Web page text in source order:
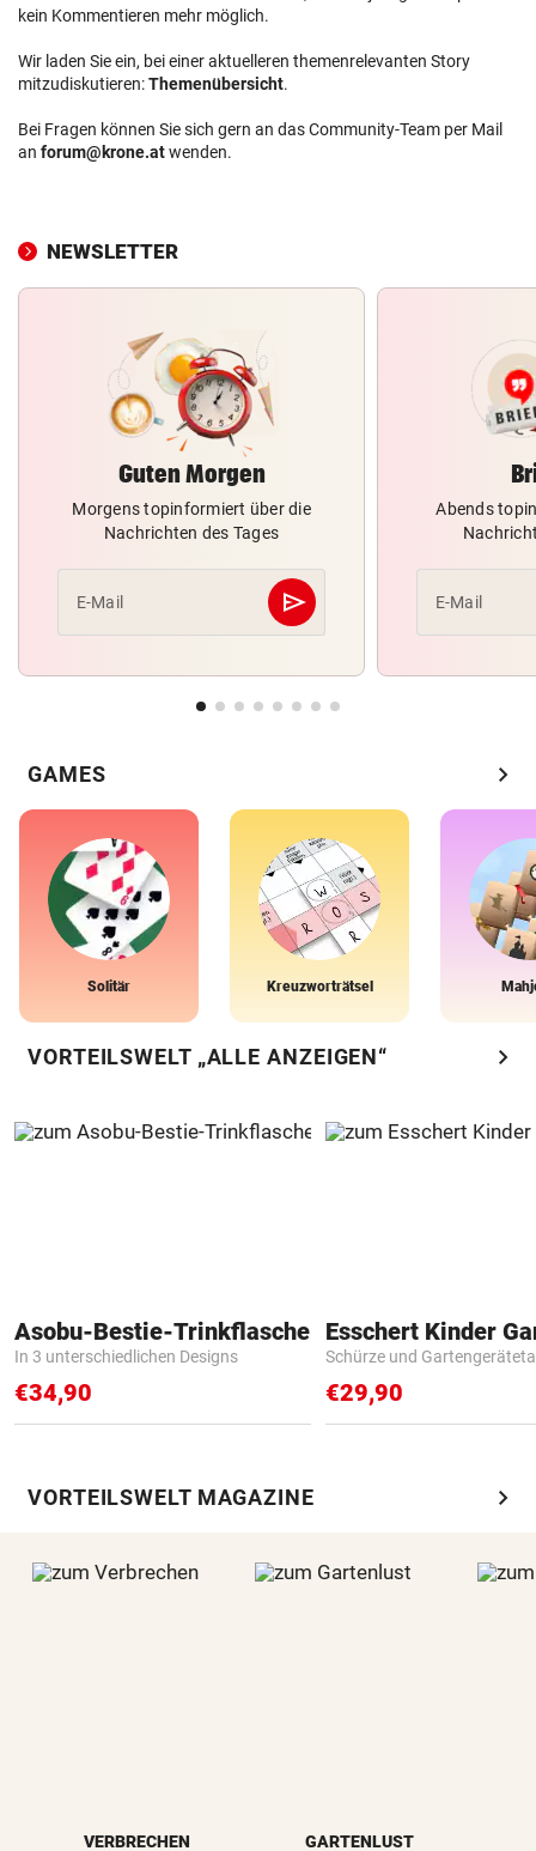
kein Kommentieren mehr möglich.
Wir laden Sie ein, bei einer aktuelleren themenrelevanten Story
mitzudiskutieren:Themenübersicht.
Bei Fragen können Sie sich gern an das Community-Team per Mail
an forum@krone.atwenden.
NEWSLETTER
Guten Morgen
Morgens topinformiert über die
Nachrichten des Tages
E-Mail send
Abschicken
Abends
E-Mail
GAMES chevron_right
Solitär Kreuzworträtsel
VORTEILSWELT „ALLE ANZEIGEN“ chevron_right
Asobu-Bestie-Trinkflasche
In 3 unterschiedlichen Designs
€34,90
Schürze und
€29,90
VORTEILSWELT MAGAZINE chevron_right
VERBRECHEN GARTENLUST